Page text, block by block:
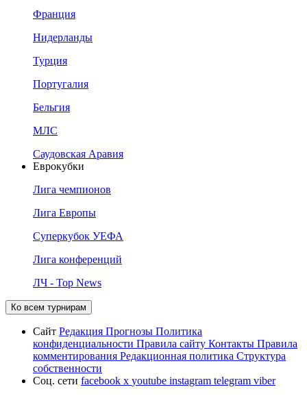
Франция
Нидерланды
Турция
Португалия
Бельгия
МЛС
Саудовская Аравия
Еврокубки
Лига чемпионов
Лига Европы
Суперкубок УЕФА
Лига конференций
ЛЧ - Top News
Ко всем турнирам
Сайт Редакция Прогнозы Политика
конфиденциальности Правила сайту Контакты Правила
комментирования Редакционная политика Структура
собственности
Соц. сети facebook x youtube instagram telegram viber